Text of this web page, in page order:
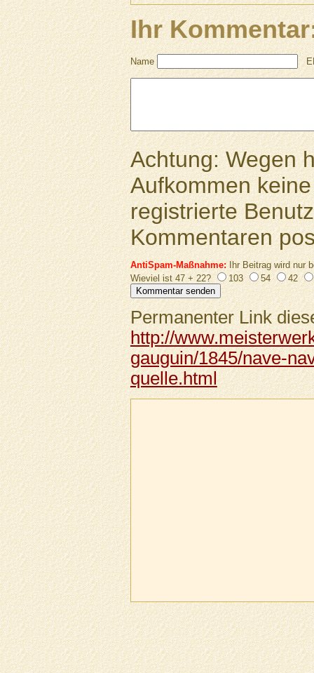
Ihr
Name
Achtung: Wegen
Aufkommen
registrierte
Kommentaren
AntiSpam-Maßnahme:Ihr Beitrag wird nur
Wieviel ist 47 + 22?
103 54 42
Permanenter Link
http://
gauguin/1845/nave-
quelle.html